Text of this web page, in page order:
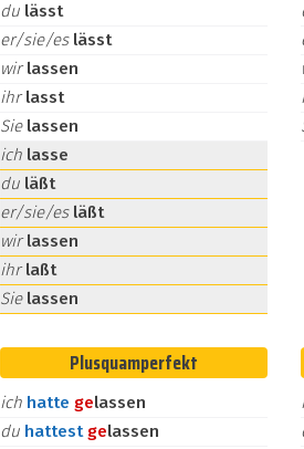
du lässt
er/sie/es lässt
wirlassen
ihrlasst
Sie lassen
ich lasse
du läßt
er/sie/es läßt
wirlassen
ihrlaßt
Sie lassen
Plusquamperfekt
ich hatte gelassen
du hattest gelassen